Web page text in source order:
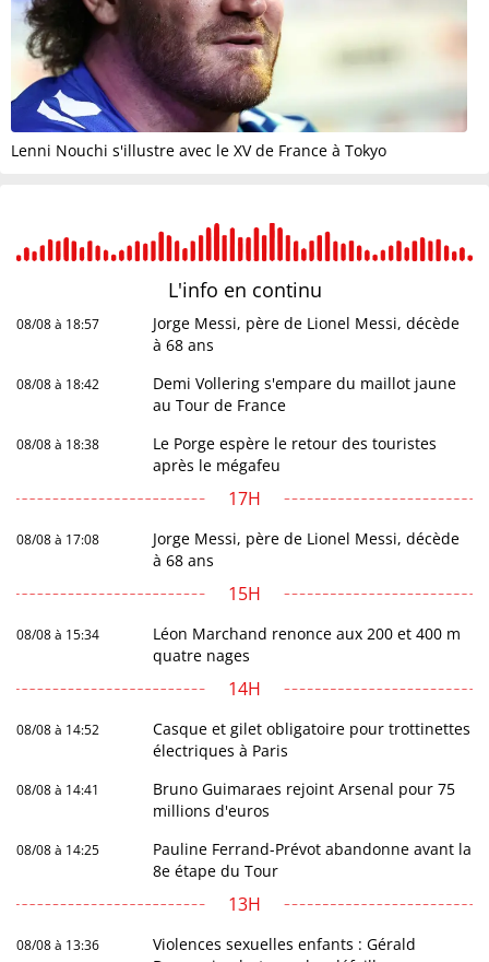
Lenni Nouchi s'illustre avec le XV de France à Tokyo
L'info en continu
08/08 à 18:57
Jorge Messi, père de Lionel Messi, décède
à 68 ans
08/08 à 18:42
Demi Vollering s'empare du maillot jaune
au Tour de France
08/08 à 18:38
Le Porge espère le retour des touristes
après le mégafeu
17H
08/08 à 17:08
Jorge Messi, père de Lionel Messi, décède
à 68 ans
15H
08/08 à 15:34
Léon Marchand renonce aux 200 et 400 m
quatre nages
14H
08/08 à 14:52
Casque et gilet obligatoire pour trottinettes
électriques à Paris
08/08 à 14:41
Bruno Guimaraes rejoint Arsenal pour 75
millions d'euros
08/08 à 14:25
Pauline Ferrand-Prévot abandonne avant la
8e étape du Tour
13H
08/08 à 13:36
Violences sexuelles enfants : Gérald